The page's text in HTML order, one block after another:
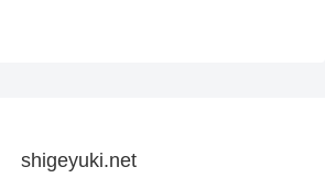
shigeyuki.net